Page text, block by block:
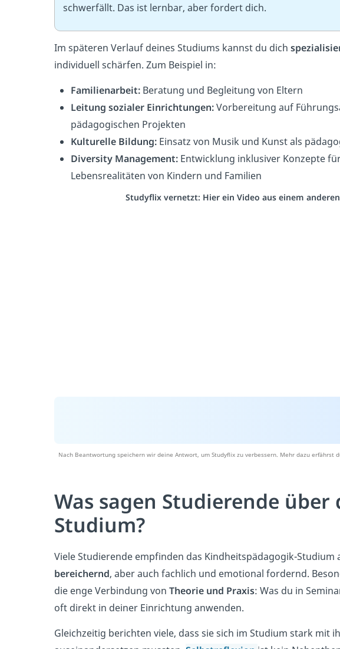
schwerfällt. Das ist lernbar, aber fordert dich.
Im späteren Verlauf deines Studiums kannst du dich
individuell schärfen. Zum Beispiel in:
Familienarbeit: Beratung und Begleitung von Eltern
Leitung sozialer Einrichtungen:Vorbereitung auf
pädagogischen Projekten
Kulturelle Bildung: Einsatz von Musik und Kunst als
Diversity Management: Entwicklung inklusiver Konzepte
Lebensrealitäten von Kindern und Familien
Studyflix vernetzt: Hier ein Video aus einem
Nach Beantwortung speichern wir deine Antwort, um Studyflix zu verbessern. Mehr dazu erfährst
Was sagen Studierende über
Studium?
Viele Studierende empfinden das Kindheitspädagogik-Studium
bereichernd, aber auch fachlich und emotional fordernd.
die enge Verbindung von Theorie und Praxis: Was du in
oft direkt in deiner Einrichtung anwenden.
Gleichzeitig berichten viele, dass sie sich im Studium stark mit